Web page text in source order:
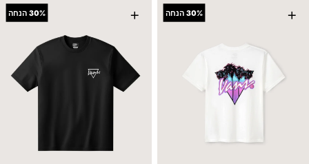
+
30% הנחה +
30% הנחה